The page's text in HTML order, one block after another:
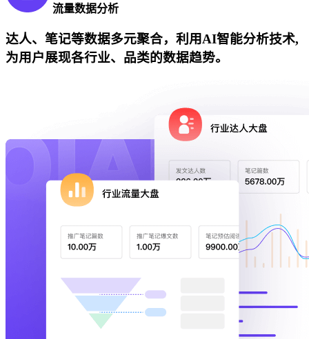
流量数据分析
达人、笔记等数据多元聚合，利用AI智能分析技术,
为用户展现各行业、品类的数据趋势。